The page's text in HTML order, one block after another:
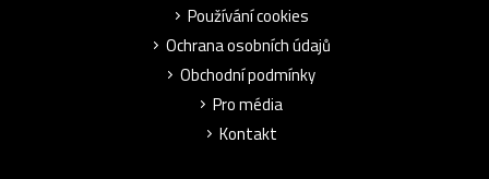
Používání cookies
Ochrana osobních údajů
Obchodní podmínky
Pro média
Kontakt